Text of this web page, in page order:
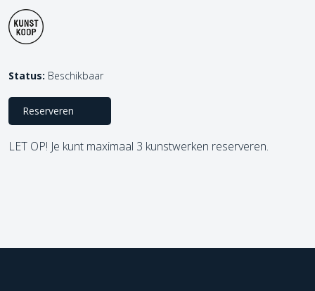
Status: Beschikbaar
Reserveren
LET OP! Je kunt maximaal 3 kunstwerken reserveren.